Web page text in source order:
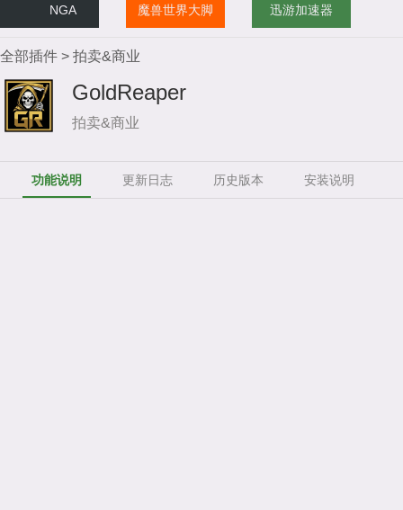
NGA 魔兽世界大脚 迅游加速器
全部插件 > 拍卖&商业
GoldReaper
拍卖&商业
功能说明 更新日志 历史版本 安装说明